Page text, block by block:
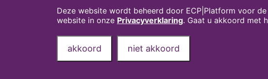
onze LinkedIn pagina!
Dank aan iedereen die mee deed. Jullie maken de zorg stap
Tot volgend jaar!
Deze website wordt beheerd door ECP|Platform voor
website in onze Privacyverklaring. Gaat u akkoord met
akkoord niet akkoord